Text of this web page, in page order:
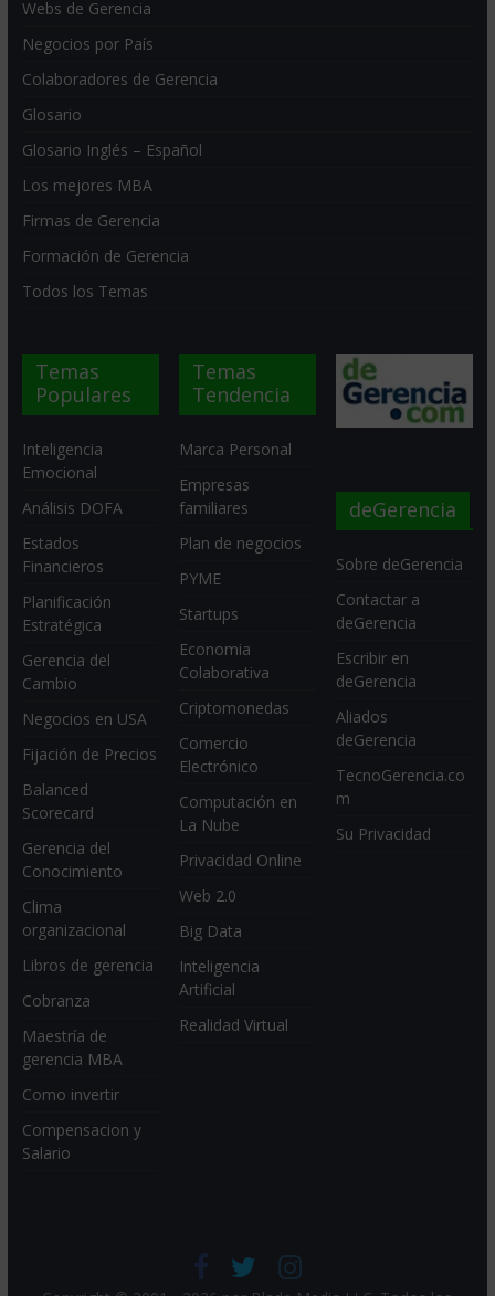
Webs de Gerencia
Negocios por País
Colaboradores de Gerencia
Glosario
Glosario Inglés – Español
Los mejores MBA
Firmas de Gerencia
Formación de Gerencia
Todos los Temas
Temas
Populares
Inteligencia
Emocional
Análisis DOFA
Estados
Financieros
Planificación
Estratégica
Gerencia del
Cambio
Negocios en USA
Fijación de Precios
Balanced
Scorecard
Gerencia del
Conocimiento
Clima
organizacional
Libros de gerencia
Cobranza
Maestría de
gerencia MBA
Como invertir
Compensacion y
Salario
Temas
Tendencia
Marca Personal
Empresas
familiares
Plan de negocios
PYME
Startups
Economia
Colaborativa
Criptomonedas
Comercio
Electrónico
Computación en
La Nube
Privacidad Online
Web 2.0
Big Data
Inteligencia
Artificial
Realidad Virtual
deGerencia
Sobre deGerencia
Contactar a
deGerencia
Escribir en
deGerencia
Aliados
deGerencia
TecnoGerencia.co
m
Su Privacidad